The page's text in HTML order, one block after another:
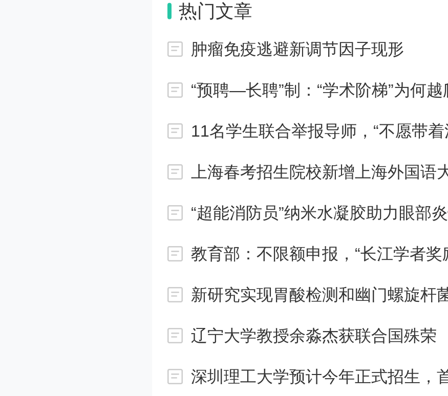
暗条可以稳定存在数小时，甚至数天
然爆发而被抛射出去，形成日冕物质
的暗条如果朝向地球传播，可能会引
于灾害性空间天气的预警和预报具有
意义。
“以往对于太阳的成像观测只能得到暗
空平面内的投影速度，无法确定其传
种，一种是通过两颗卫星从不同视角
进行观测，并利用几何方法得到其三
热门文章
肿瘤免疫逃避新调节因子现形
“预聘—长聘”制：“学术阶梯”为何越
11名学生联合举报导师，“不愿带着
新研究实现胃酸检测和幽门螺旋杆
辽宁大学教授余淼杰获联合国殊荣